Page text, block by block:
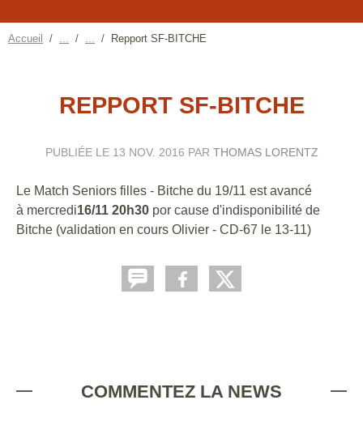
Accueil Repport SF-BITCHE
REPPORT SF-BITCHE
PUBLIÉE LE 13 NOV. 2016 PAR THOMAS LORENTZ
Le Match Seniors filles - Bitche du 19/11 est avancé
à mercredi16/11 20h30 por cause d'indisponibilité de
Bitche (validation en cours Olivier - CD-67 le 13-11)
COMMENTEZ LA NEWS